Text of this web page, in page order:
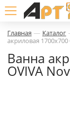
Главная — Каталог
акриловая 1700х700
Ванна
OVIVA